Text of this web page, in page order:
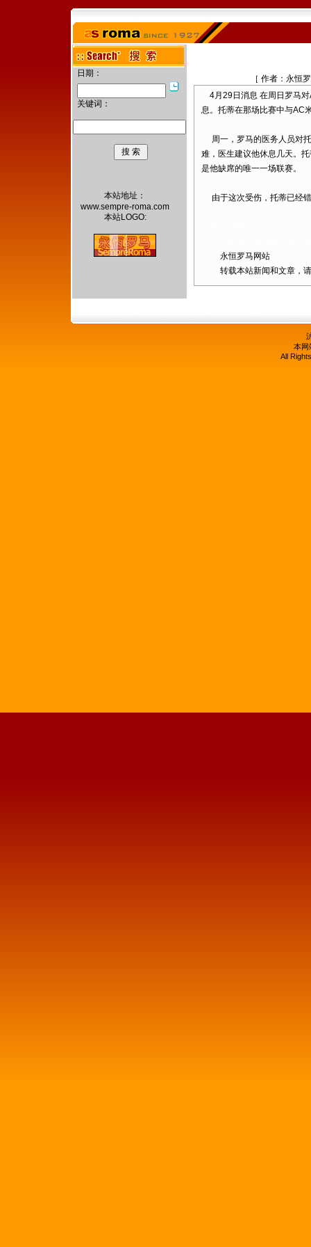
日期：
关键词：
本站地址：
www.sempre-roma.com
本站LOGO:
［ 作者：永
4月29日消息 在周日罗马对
息。托蒂在那场比赛中与AC
周一，罗马的医务人员对
难，医生建议他休息几天。
是他缺席的唯一一场联赛。
由于这次受伤，托蒂已经
永恒罗马网站
转载本站新闻和文章，请
本网
All